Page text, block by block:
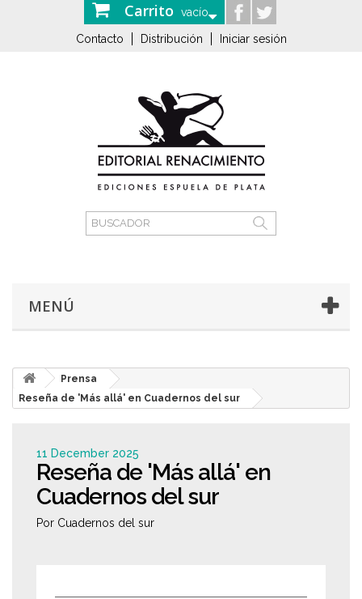
Carrito vacío
Contacto Distribución Iniciar sesión
MENÚ
Prensa
Reseña de 'Más allá' en Cuadernos del sur
11 December 2025
Reseña de 'Más allá' en
Cuadernos del sur
Por Cuadernos del sur